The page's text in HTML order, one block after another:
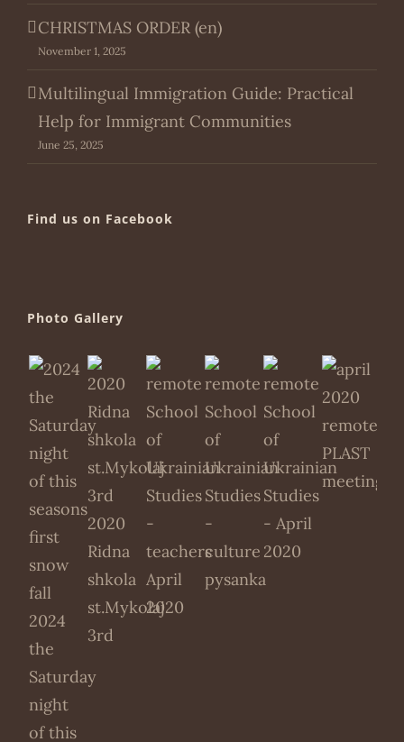
CHRISTMAS ORDER (en)
November 1, 2025
Multilingual Immigration Guide: Practical
Help for Immigrant Communities
June 25, 2025
Find us on Facebook
Photo Gallery